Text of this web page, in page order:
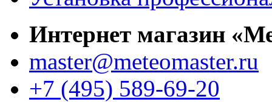
Интернет магазин
master@meteomaster.ru
+7 (495) 589-69-20